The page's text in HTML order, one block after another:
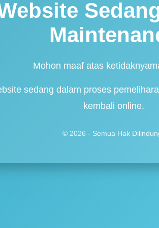
Mohon maaf atas
sedang dalam proses
kembali online.
© 2026 - Semua Hak